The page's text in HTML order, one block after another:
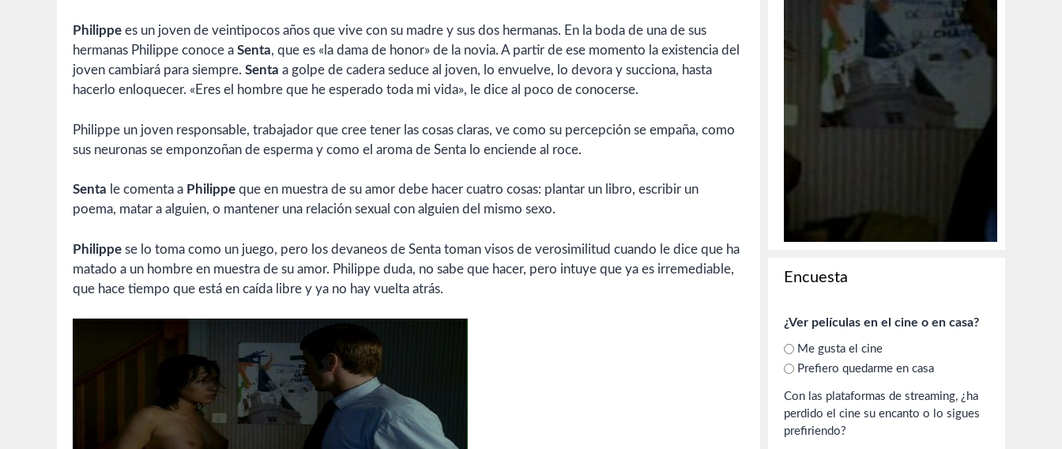
Philippe es un joven de veintipocos años que vive con su madre y sus dos hermanas. En la boda de una de sus
hermanas Philippe conoce a Senta, que es «la dama de honor» de la novia. A partir de ese momento la existencia del
joven cambiará para siempre. Senta a golpe de cadera seduce al joven, lo envuelve, lo devora y succiona, hasta
hacerlo enloquecer. «Eres el hombre que he esperado toda mi vida», le dice al poco de conocerse.
Philippe un joven responsable, trabajador que cree tener las cosas claras, ve como su percepción se empaña, como
sus neuronas se emponzoñan de esperma y como el aroma de Senta lo enciende al roce.
Senta le comenta a Philippe que en muestra de su amor debe hacer cuatro cosas: plantar un libro, escribir un
poema, matar a alguien, o mantener una relación sexual con alguien del mismo sexo.
Philippe se lo toma como un juego, pero los devaneos de Senta toman visos de verosimilitud cuando le dice que ha
matado a un hombre en muestra de su amor. Philippe duda, no sabe que hacer, pero intuye que ya es irremediable,
que hace tiempo que está en caída libre y ya no hay vuelta atrás.
Encuesta
¿Ver películas en el cine o en casa?
Me gusta el cine
Prefiero quedarme en casa
Con las plataformas de streaming, ¿ha
perdido el cine su encanto o lo sigues
prefiriendo?